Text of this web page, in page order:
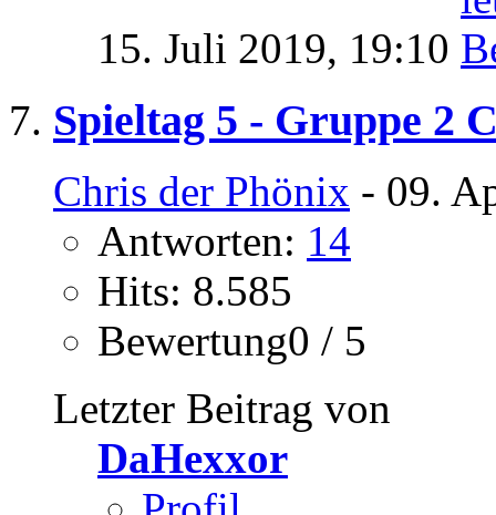
15. Juli 2019, 19:10
Spieltag 5 - Gruppe 2
Chris der Phönix - 09.
Antworten: 14
Hits: 8.585
Bewertung0 / 5
Letzter Beitrag von
DaHexxor